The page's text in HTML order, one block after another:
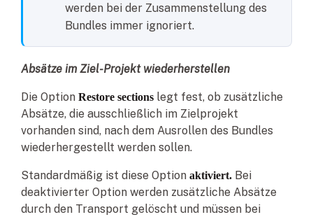
werden bei der Zusammenstellung des
Bundles immer ignoriert.
Absätze im Ziel-Projekt wiederherstellen
Die Option Restore sections legt fest, ob zusätzliche
Absätze, die ausschließlich im Zielprojekt
vorhanden sind, nach dem Ausrollen des Bundles
wiederhergestellt werden sollen.
Standardmäßig ist diese Option aktiviert. Bei
deaktivierter Option werden zusätzliche Absätze
durch den Transport gelöscht und müssen bei